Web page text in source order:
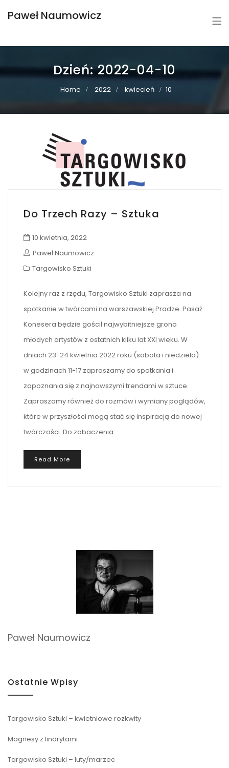
Paweł Naumowicz
Dzień:2022-04-10
Home 2022 kwiecień 10
Do Trzech Razy – Sztuka
10 kwietnia, 2022
Paweł Naumowicz
Targowisko Sztuki
Kolejny raz z rzędu, Targowisko Sztuki zaprasza na
spotkanie w twórcami na warszawskiej Pradze. Pasaż
Konesera będzie gościł najwybitniejsze grono
młodych artystów z ostatnich kilku lat XXI wieku. W
dniach 23-24 kwietnia 2022 roku (sobota i niedziela)
w godzinach 11-17 zapraszamy do spotkania i
zapoznania się z najnowszymi trendami w sztuce.
Zapraszamy również do rozmów i wymiany poglądów,
które w przyszłości mogą stać się inspiracją do nowej
twórczości. Do zobaczenia
Read More
Paweł Naumowicz
Ostatnie Wpisy
Targowisko Sztuki – kwietniowe rozkwity
Magnesy z linorytami
Targowisko Sztuki – luty/marzec